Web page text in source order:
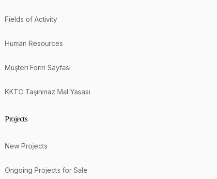
Fields of Activity
Human Resources
Müşteri Form Sayfası
KKTC Taşınmaz Mal Yasası
Projects
New Projects
Ongoing Projects for Sale